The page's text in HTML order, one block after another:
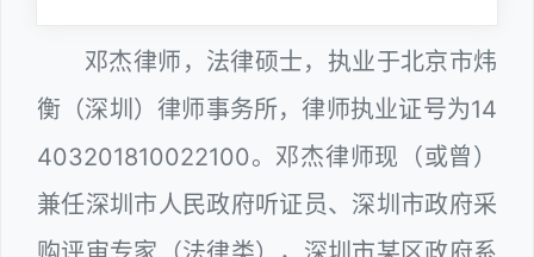
邓杰律师，法律硕士，执业于北京市炜
衡（深圳）律师事务所，律师执业证号为14
403201810022100。邓杰律师现（或曾）
兼任深圳市人民政府听证员、深圳市政府采